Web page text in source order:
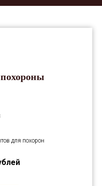
для похорон